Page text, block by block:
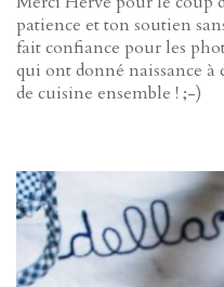
patience et ton soutien
fait confiance pour les
qui ont donné naissance à
de cuisine ensemble ! ;-)